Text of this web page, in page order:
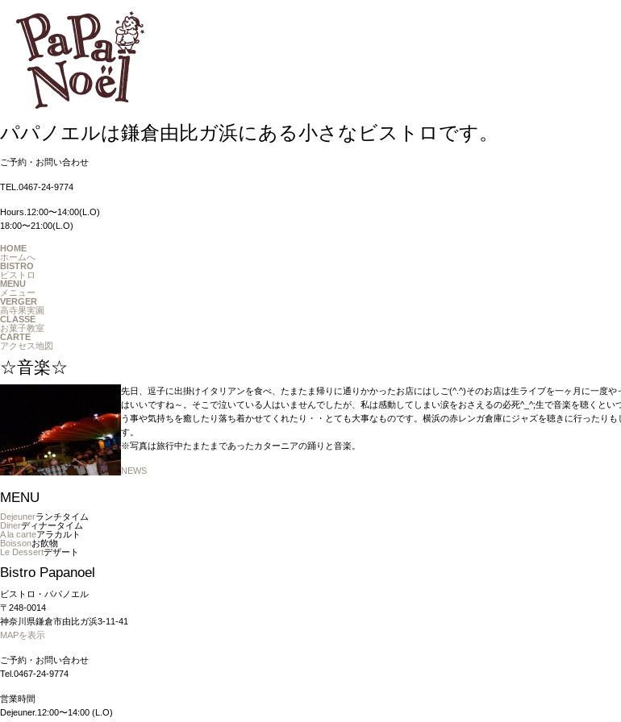
パパノエルは鎌倉由比ガ浜にある小さなビストロです。
ご予約・お問い合わせ
TEL.0467-24-9774
Hours.12:00〜14:00(L.O)
18:00〜21:00(L.O)
HOME
ホームへ
BISTRO
ビストロ
MENU
メニュー
VERGER
高寺果実園
CLASSE
お菓子教室
CARTE
アクセス地図
☆音楽☆
先日、逗子に出掛けイタリアンを食べ、たまたま帰りに通りかかったお店にはしご(^.^)そのお店は生ライブを一ヶ月に一度
はいいですね～。そこで泣いている人はいませんでしたが、私は感動してしまい涙をおさえるの必死^_^;生で音楽を聴くと
う事や気持ちを癒したり落ち着かせてくれたり・・とても大事なものです。横浜の赤レンガ倉庫にジャズを聴きに行った
す。
※写真は旅行中たまたまであったカターニアの踊りと音楽。
NEWS
MENU
Dejeunerランチタイム
Dinerディナータイム
A la carteアラカルト
Boissonお飲物
Le Dessertデザート
Bistro Papanoel
ビストロ・パパノエル
〒248-0014
神奈川県鎌倉市由比ガ浜3-11-41
MAPを表示
ご予約・お問い合わせ
Tel.0467-24-9774
営業時間
Dejeuner.12:00〜14:00 (L.O)